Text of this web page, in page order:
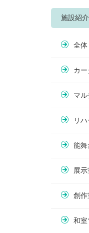
施設紹介
全体
カ
マ
リ
能舞
展示
創作
和室